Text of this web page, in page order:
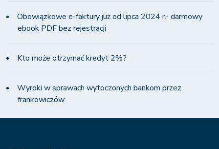
Obowiązkowe e-faktury już od lipca 2024 r.- darmowy
ebook PDF bez rejestracji
Kto może otrzymać kredyt 2%?
Wyroki w sprawach wytoczonych bankom przez
frankowiczów